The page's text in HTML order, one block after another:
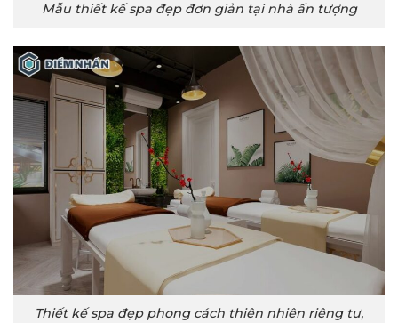
Mẫu thiết kế spa đẹp đơn giản tại nhà ấn tượng
Thiết kế spa đẹp phong cách thiên nhiên riêng tư,